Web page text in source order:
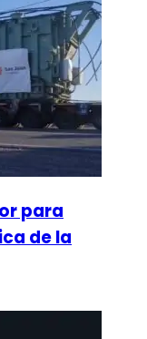
para
de la